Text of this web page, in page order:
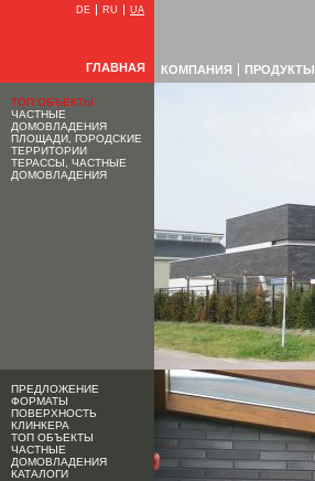
DE RU UA
ГЛАВНАЯ КОМПАНИЯ ПРОДУКТЫ
ТОП ОБЪЕКТЫ
ЧАСТНЫЕ
ДОМОВЛАДЕНИЯ
ПЛОЩАДИ, ГОРОДСКИЕ
ТЕРРИТОРИИ
ТЕРАССЫ, ЧАСТНЫЕ
ДОМОВЛАДЕНИЯ
ПРЕДЛОЖЕНИЕ
ФОРМАТЫ
ПОВЕРХНОСТЬ
КЛИНКЕРА
ТОП ОБЪЕКТЫ
ЧАСТНЫЕ
ДОМОВЛАДЕНИЯ
КАТАЛОГИ